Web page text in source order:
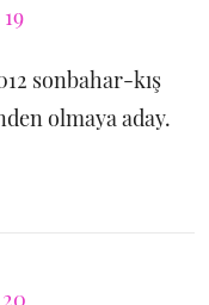
sonbahar-kış
olmaya aday.